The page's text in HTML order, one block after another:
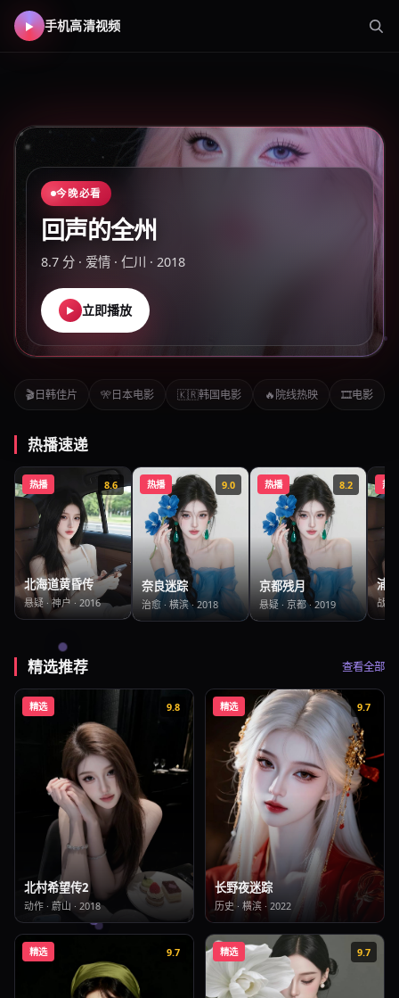
手机高清视频
手机高清视频-手机在线看片
今晚必看
回声的全州
8.7分 · 爱情· 仁川 · 2018
▶ 立即播放
🎬日韩佳片 🎌日本电影 🇰🇷韩国电影 🔥 院线热映 🎞️电影
热播速递
热播 8.6
北海道黄昏传
悬疑·神户 · 2016
热播 9.0
奈良迷踪
治愈· 横滨· 2018
热播 8.2
京都残月
悬疑· 京都· 2019
热播
浦
战争
精选推荐 查看全部
精选 9.8
北村希望传2
动作· 蔚山 · 2018
精选 9.7
长野夜迷踪
历史 · 横滨 · 2022
精选 9.7 精选 9.7